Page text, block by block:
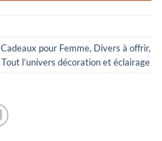
Cadeaux pour Femme, Divers à offrir,
Tout l’univers décoration et éclairage